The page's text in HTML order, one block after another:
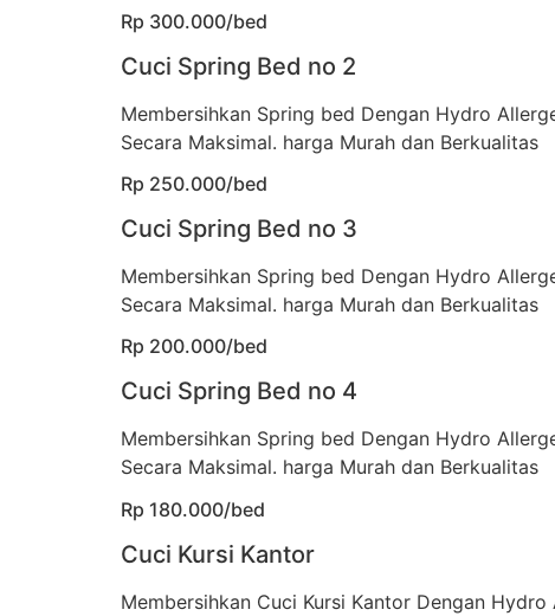
Rp 300.000/bed
Cuci Spring Bed no 2
Membersihkan Spring bed Dengan Hydro
Secara Maksimal. harga Murah dan Berkualitas
Rp 250.000/bed
Cuci Spring Bed no 3
Membersihkan Spring bed Dengan Hydro
Secara Maksimal. harga Murah dan Berkualitas
Rp 200.000/bed
Cuci Spring Bed no 4
Membersihkan Spring bed Dengan Hydro
Secara Maksimal. harga Murah dan Berkualitas
Rp 180.000/bed
Cuci Kursi Kantor
Membersihkan Cuci Kursi Kantor Dengan